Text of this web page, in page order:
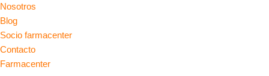
Nosotros
Blog
Socio farmacenter
Contacto
Farmacenter